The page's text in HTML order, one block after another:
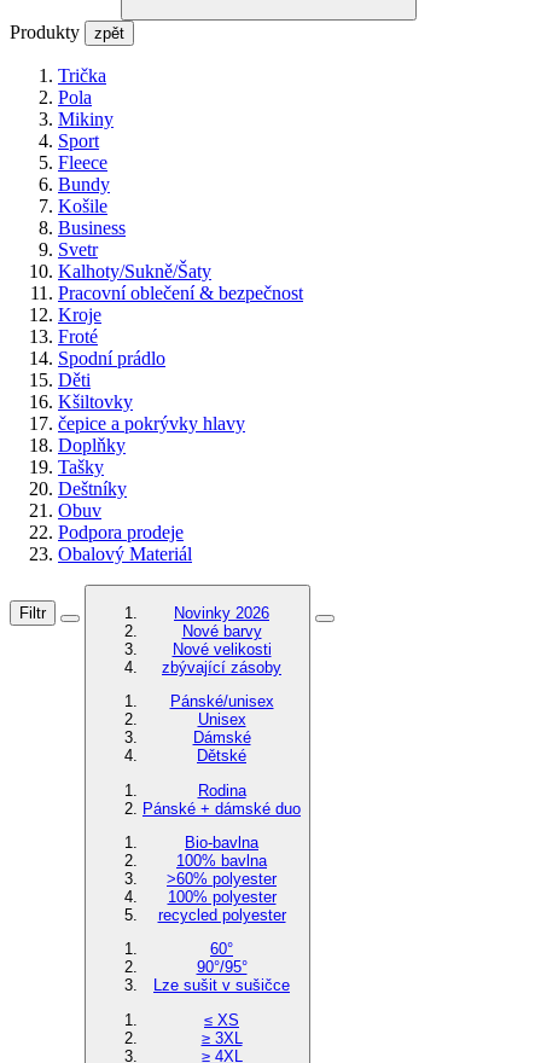
Produkty zpět
Trička
Pola
Mikiny
Sport
Fleece
Bundy
Košile
Business
Svetr
Kalhoty/Sukně/Šaty
Pracovní oblečení & bezpečnost
Kroje
Froté
Spodní prádlo
Děti
Kšiltovky
čepice a pokrývky hlavy
Doplňky
Tašky
Deštníky
Obuv
Podpora prodeje
Obalový Materiál
Filtr
Novinky 2026
Nové barvy
Nové velikosti
zbývající zásoby
Pánské/unisex
Unisex
Dámské
Dětské
Rodina
Pánské + dámské duo
Bio-bavlna
100% bavlna
>60% polyester
100% polyester
recycled polyester
60°
90°/95°
Lze sušit v sušičce
≤ XS
≥ 3XL
≥ 4XL